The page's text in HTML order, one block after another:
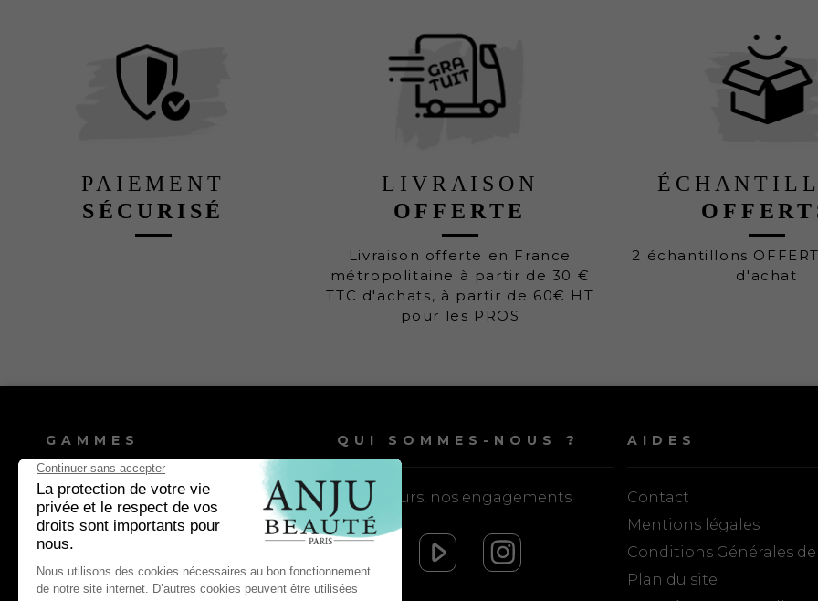
PAIEMENT
SÉCURISÉ
LIVRAISON
OFFERTE
Livraison offerte en France
métropolitaine à partir de 30 €
TTC d'achats, à partir de 60€ HT
pour les PROS
2 échantillons
d'achat
GAMMES
Shampooings chien
Shampooings chat
Lotions & après-shampooings
chien
QUI SOMMES-NOUS ?
Nos valeurs, nos engagements
AIDES
Contact
Mentions légales
Conditions Générales
Plan du site